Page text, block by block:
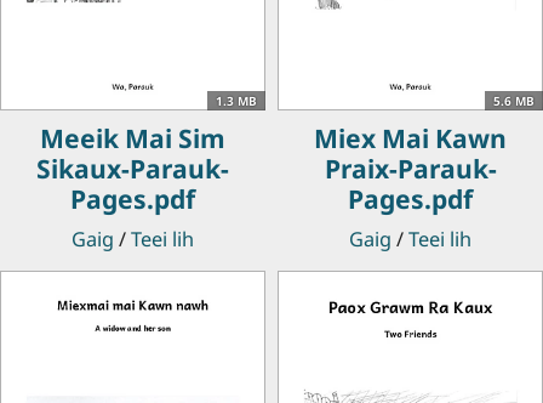
1.3 MB
Meeik Mai Sim
Sikaux-Parauk-
Pages.pdf
Gaig /Teei lih
5.6 MB
Miex Mai Kawn
Praix-Parauk-
Pages.pdf
Gaig /Teei lih